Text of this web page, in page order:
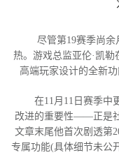
尽管第19赛季尚余
热。游戏总监亚伦·凯勒
高端玩家设计的全新
在11月11日赛季中更
改进的重要性——正是
文章末尾他首次剧透第
专属功能(具体细节未公